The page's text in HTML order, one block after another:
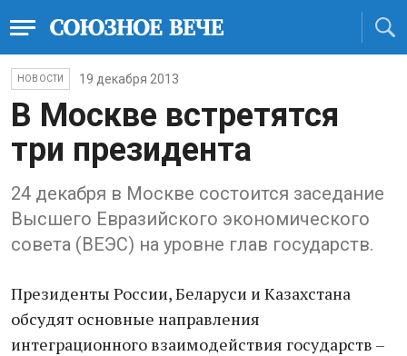
НОВОСТИ 19 декабря 2013
В Москве встретятся
три президента
24 декабря в Москве состоится заседание
Высшего Евразийского экономического
совета (ВЕЭС) на уровне глав государств.
Президенты России, Беларуси и Казахстана
обсудят основные направления
интеграционного взаимодействия государств –